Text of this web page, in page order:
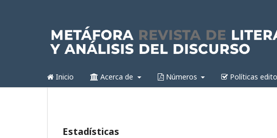
Inicio Acerca de Números Políticas
Estadísticas